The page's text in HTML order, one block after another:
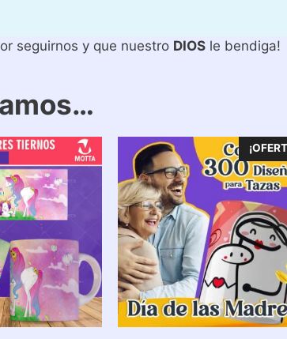
seguirnos y que nuestro DIOSle bendiga!